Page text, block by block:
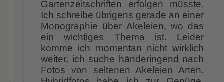
Gartenzeitschriften erfolgen müsste.
Ich schreibe übrigens gerade an einer
Monographie über Akeleien, wo das
ein wichtiges Thema ist. Leider
komme ich momentan nicht wirklich
weiter, ich suche händeringend nach
Fotos von seltenen Akeleien Arten.